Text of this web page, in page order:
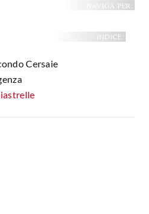
NAVIGA PER:
INDICE:
Cersaie